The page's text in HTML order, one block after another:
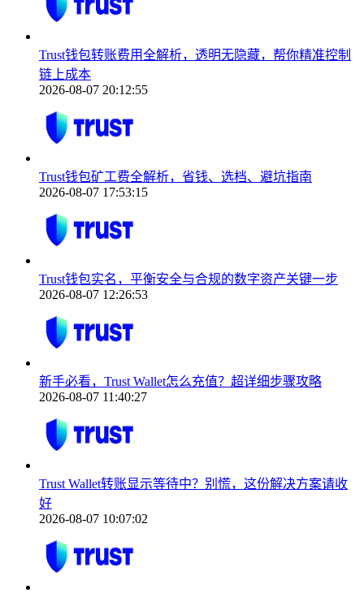
Trust钱包转账费用全解析，透明无隐藏，帮你精准控制
链上成本
2026-08-07 20:12:55
Trust钱包矿工费全解析，省钱、选档、避坑指南
2026-08-07 17:53:15
Trust钱包实名，平衡安全与合规的数字资产关键一步
2026-08-07 12:26:53
新手必看，Trust Wallet怎么充值？超详细步骤攻略
2026-08-07 11:40:27
Trust Wallet转账显示等待中？别慌，这份解决方案请收
好
2026-08-07 10:07:02